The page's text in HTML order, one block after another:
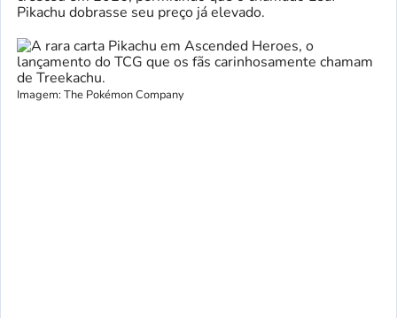
Pikachu dobrasse seu preço já elevado.
Imagem: The Pokémon Company